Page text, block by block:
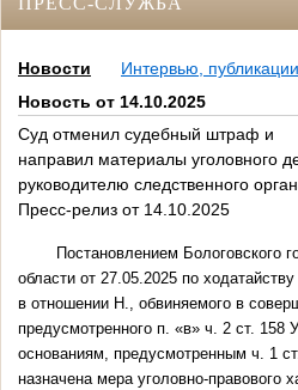
Новости
Интервью,
Новость от 14.10.2025
Суд отменил судебный штраф и
направил материалы уголовного
руководителю следственного
Пресс-релиз от 14.10.2025
Постановлением Бологовского
области от 27.05.2025 по
в отношении Н., обвиняемого в
предусмотренного п. «в» ч. 2 ст.
основаниям, предусмотренным ч. 1
назначена мера уголовно-правового